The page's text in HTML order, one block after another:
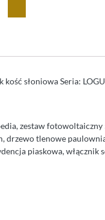
słoniowa Seria:
zestaw
tlenowe
piaskowa, włącznik